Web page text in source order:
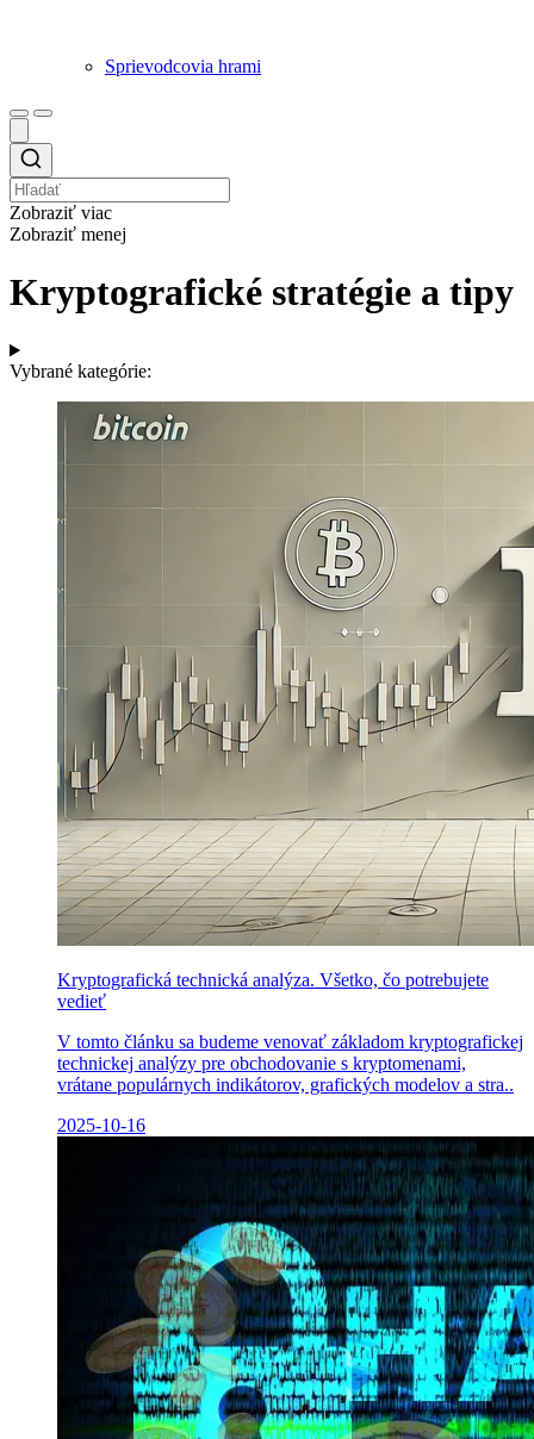
Sprievodcovia hrami
Zobraziť viac
Zobraziť menej
Kryptografické stratégie a tipy
Vybrané kategórie:
Kryptografická technická analýza. Všetko, čo potrebujete
vedieť
V tomto článku sa budeme venovať základom kryptografickej
technickej analýzy pre obchodovanie s kryptomenami,
vrátane populárnych indikátorov, grafických modelov a stra..
2025-10-16